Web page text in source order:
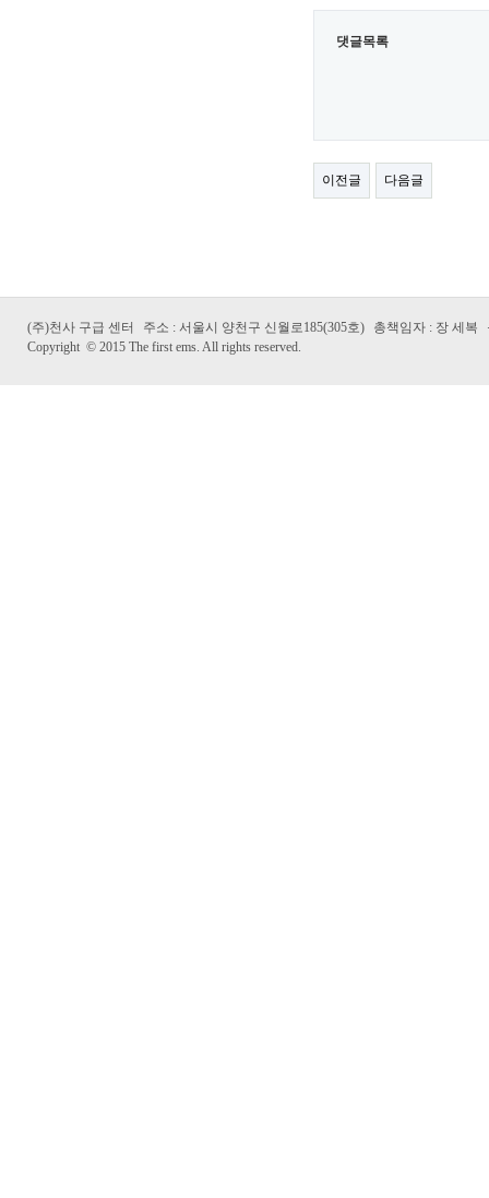
댓글목록
이전글 다음글
(주)천사 구급 센터 주소 : 서울시 양천구 신월로185(305호) 총책임자 : 장 세복
Copyright © 2015 The first ems. All rights reserved.